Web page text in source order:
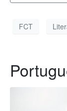
FCT